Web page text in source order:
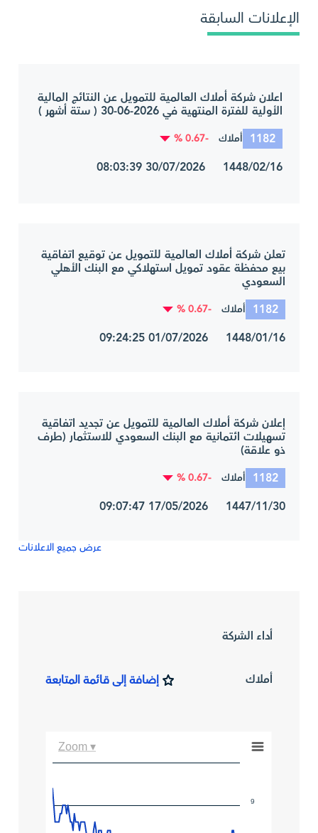
الإعلانات السابقة
اعلان شركة أملاك العالمية للتمويل عن النتائج المالية
الأولية للفترة المنتهية في 2026-06-30 ( ستة أشهر )
1182 أملاك -0.67 %
1448/02/16 30/07/2026 08:03:39
تعلن شركة أملاك العالمية للتمويل عن توقيع اتفاقية
بيع محفظة عقود تمويل استهلاكي مع البنك الأهلي
السعودي
1182 أملاك -0.67 %
1448/01/16 01/07/2026 09:24:25
إعلان شركة أملاك العالمية للتمويل عن تجديد اتفاقية
تسهيلات ائتمانية مع البنك السعودي للاستثمار (طرف
ذو علاقة)
1182 أملاك -0.67 %
1447/11/30 17/05/2026 09:07:47
عرض جميع الاعلانات
أداء الشركة
أملاك إضافة إلى قائمة المتابعة
9
Zoom ▾